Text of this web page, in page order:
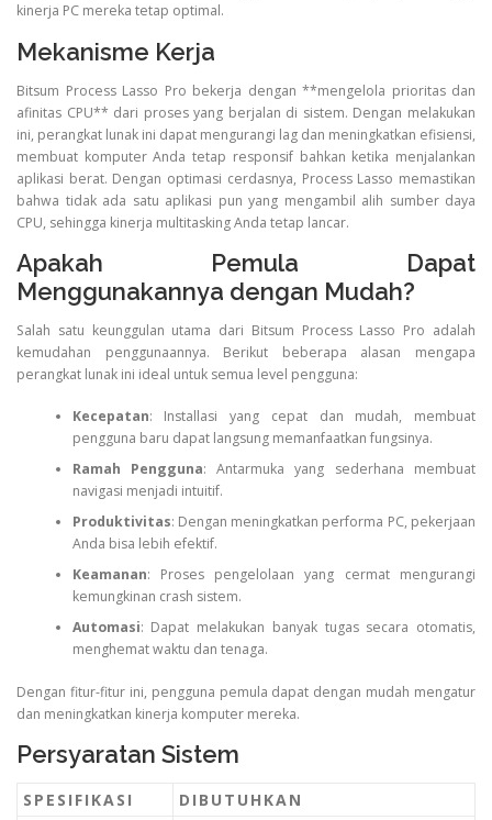
kinerja PC mereka tetap optimal.
Mekanisme Kerja
Bitsum Process Lasso Pro bekerja dengan **mengelola prioritas dan
afinitas CPU** dari proses yang berjalan di sistem. Dengan melakukan
ini, perangkat lunak ini dapat mengurangi lag dan meningkatkan efisiensi,
membuat komputer Anda tetap responsif bahkan ketika menjalankan
aplikasi berat. Dengan optimasi cerdasnya, Process Lasso memastikan
bahwa tidak ada satu aplikasi pun yang mengambil alih sumber daya
CPU, sehingga kinerja multitasking Anda tetap lancar.
Apakah Pemula Dapat
Menggunakannya dengan Mudah?
Salah satu keunggulan utama dari Bitsum Process Lasso Pro adalah
kemudahan penggunaannya. Berikut beberapa alasan mengapa
perangkat lunak ini ideal untuk semua level pengguna:
Kecepatan: Installasi yang cepat dan mudah, membuat
pengguna baru dapat langsung memanfaatkan fungsinya.
Ramah Pengguna: Antarmuka yang sederhana membuat
navigasi menjadi intuitif.
Produktivitas: Dengan meningkatkan performa PC, pekerjaan
Anda bisa lebih efektif.
Keamanan: Proses pengelolaan yang cermat mengurangi
kemungkinan crash sistem.
Automasi: Dapat melakukan banyak tugas secara otomatis,
menghemat waktu dan tenaga.
Dengan fitur-fitur ini, pengguna pemula dapat dengan mudah mengatur
dan meningkatkan kinerja komputer mereka.
Persyaratan Sistem
SPESIFIKASI DIBUTUHKAN